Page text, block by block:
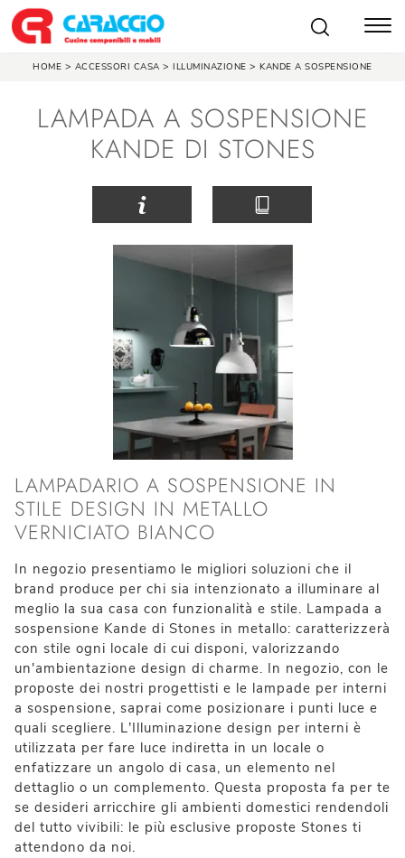
HOME > ACCESSORI CASA >ILLUMINAZIONE >KANDE A SOSPENSIONE
LAMPADA A SOSPENSIONE
KANDE DI STONES
LAMPADARIO A SOSPENSIONE IN
STILE DESIGN IN METALLO
VERNICIATO BIANCO
In negozio presentiamo le migliori soluzioni che il
brand produce per chi sia intenzionato a illuminare al
meglio la sua casa con funzionalità e stile. Lampada a
sospensione Kande di Stones in metallo: caratterizzerà
con stile ogni locale di cui disponi, valorizzando
un'ambientazione design di charme. In negozio, con le
proposte dei nostri progettisti e le lampade per interni
a sospensione, saprai come posizionare i punti luce e
quali scegliere. L’Illuminazione design per interni è
utilizzata per fare luce indiretta in un locale o
enfatizzare un angolo di casa, un elemento nel
dettaglio o un complemento. Questa proposta fa per te
se desideri arricchire gli ambienti domestici rendendoli
del tutto vivibili: le più esclusive proposte Stones ti
attendono da noi.